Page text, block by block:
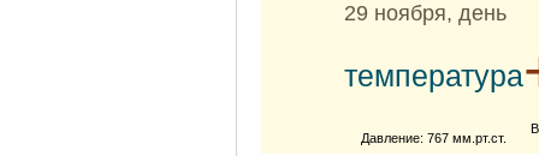
29 ноября, день
температура
Давление: 767 мм.рт.ст.